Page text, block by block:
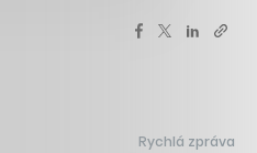
Rychlá zpráva